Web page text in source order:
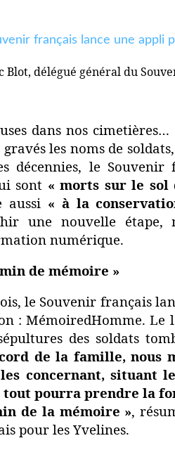
Blot, délégué général du
dans nos
les noms de
décennies, le
sont « morts sur le sol
aussi « à la
une nouvelle
numérique.
de mémoire »
le Souvenir français
: MémoiredHomme. Le
des soldats
de la famille, nous
concernant, situant
pourra prendre la
de la mémoire »,
pour les Yvelines.